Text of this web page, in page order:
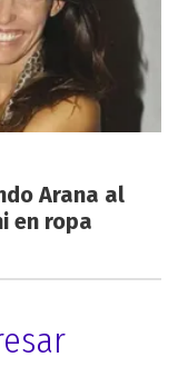
Arana al
en ropa